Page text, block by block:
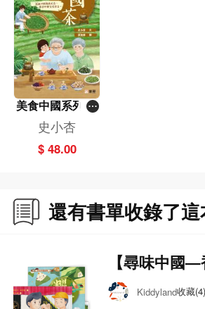
美食中國系列：
中國茶
史小杏
$ 48.00
還有書單收錄了
【尋味中國
之旅】Kiddyland收藏(4)